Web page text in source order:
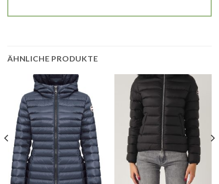
ÄHNLICHE PRODUKTE